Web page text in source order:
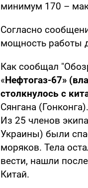
минимум 170 –
Согласно
мощность работы
Как сообщал
«Нефтогаз-67»
столкнулось с
Сянгана
Из 25 членов
Украины) были
моряков. Тела
вести, нашли
Китай.